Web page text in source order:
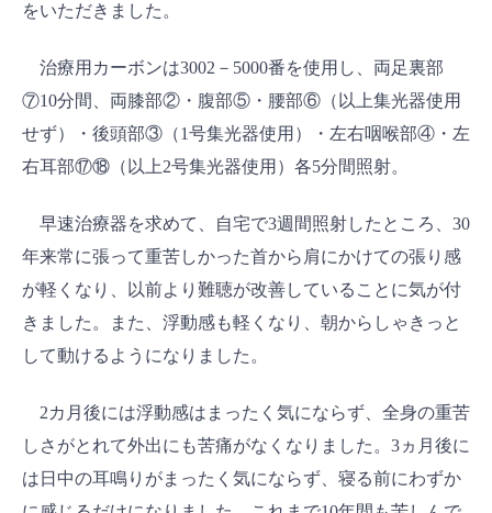
をいただきました。
治療用カーボンは3002－5000番を使用し、両足裏部
⑦10分間、両膝部②・腹部⑤・腰部⑥（以上集光器使用
せず）・後頭部③（1号集光器使用）・左右咽喉部④・左
右耳部⑰⑱（以上2号集光器使用）各5分間照射。
早速治療器を求めて、自宅で3週間照射したところ、30
年来常に張って重苦しかった首から肩にかけての張り感
が軽くなり、以前より難聴が改善していることに気が付
きました。また、浮動感も軽くなり、朝からしゃきっと
して動けるようになりました。
2カ月後には浮動感はまったく気にならず、全身の重苦
しさがとれて外出にも苦痛がなくなりました。3ヵ月後に
は日中の耳鳴りがまったく気にならず、寝る前にわずか